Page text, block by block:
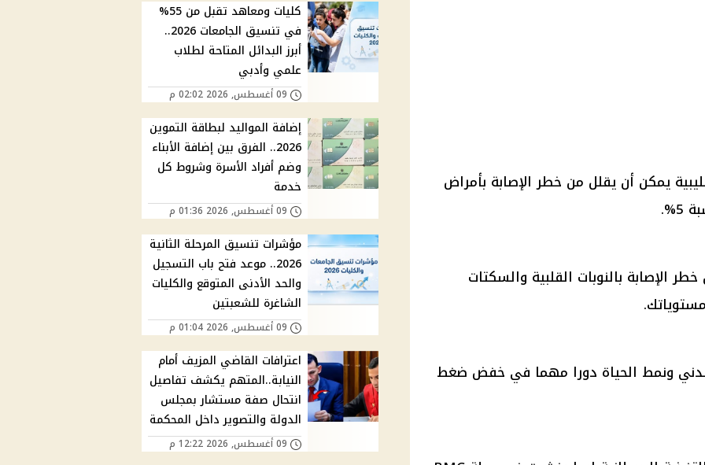
يمكن أن يقلل من خطر الإصابة بأمراض
الإصابة بالنوبات القلبية والسكتات
ونمط الحياة دورا مهما في خفض ضغط
كليات ومعاهد تقبل من 55%
في تنسيق الجامعات 2026..
أبرز البدائل المتاحة لطلاب
علمي وأدبي
09 أغسطس, 2026 02:02 م
إضافة المواليد لبطاقة التموين
2026.. الفرق بين إضافة الأبناء
وضم أفراد الأسرة وشروط كل
خدمة
09 أغسطس, 2026 01:36 م
مؤشرات تنسيق المرحلة الثانية
2026.. موعد فتح باب التسجيل
والحد الأدنى المتوقع والكليات
الشاغرة للشعبتين
09 أغسطس, 2026 01:04 م
اعترافات القاضي المزيف أمام
النيابة..المتهم يكشف تفاصيل
انتحال صفة مستشار بمجلس
الدولة والتصوير داخل المحكمة
09 أغسطس, 2026 12:22 م